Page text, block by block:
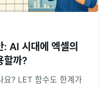
: AI 시대에 엑셀의
할까?
요? LET 함수도 한계가